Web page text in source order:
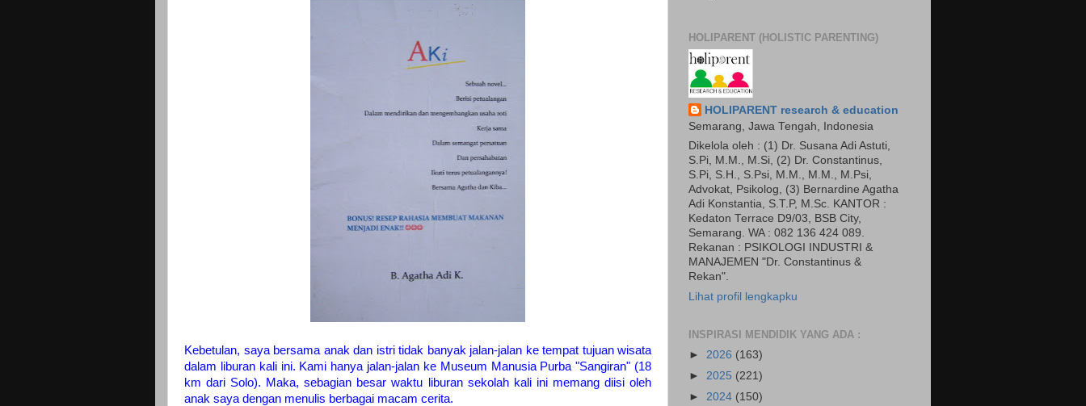
Kebetulan, saya bersama anak dan istri tidak banyak jalan-jalan ke tempat tujuan wisata
dalam liburan kali ini. Kami hanya jalan-jalan ke Museum Manusia Purba "Sangiran" (18
km dari Solo). Maka, sebagian besar waktu liburan sekolah kali ini memang diisi oleh
anak saya dengan menulis berbagai macam cerita.
HOLIPARENT (HOLISTIC PARENTING)
HOLIPARENT research & education
Semarang, Jawa Tengah, Indonesia
Dikelola oleh : (1) Dr. Susana Adi Astuti,
S.Pi, M.M., M.Si, (2) Dr. Constantinus,
S.Pi, S.H., S.Psi, M.M., M.M., M.Psi,
Advokat, Psikolog, (3) Bernardine Agatha
Adi Konstantia, S.T.P, M.Sc. KANTOR :
Kedaton Terrace D9/03, BSB City,
Semarang. WA : 082 136 424 089.
Rekanan : PSIKOLOGI INDUSTRI &
MANAJEMEN "Dr. Constantinus &
Rekan".
Lihat profil lengkapku
INSPIRASI MENDIDIK YANG ADA :
► 2026 (163)
► 2025 (221)
► 2024 (150)